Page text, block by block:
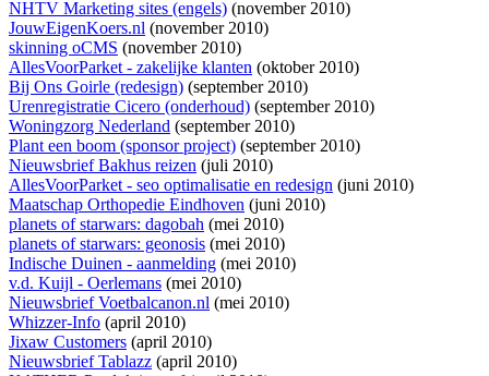
NHTV Marketing sites (engels) (november 2010)
JouwEigenKoers.nl (november 2010)
skinning oCMS (november 2010)
AllesVoorParket - zakelijke klanten (oktober 2010)
Bij Ons Goirle (redesign) (september 2010)
Urenregistratie Cicero (onderhoud) (september 2010)
Woningzorg Nederland (september 2010)
Plant een boom (sponsor project) (september 2010)
Nieuwsbrief Bakhus reizen (juli 2010)
AllesVoorParket - seo optimalisatie en redesign (juni 2010)
Maatschap Orthopedie Eindhoven (juni 2010)
planets of starwars: dagobah (mei 2010)
planets of starwars: geonosis (mei 2010)
Indische Duinen - aanmelding (mei 2010)
v.d. Kuijl - Oerlemans (mei 2010)
Nieuwsbrief Voetbalcanon.nl (mei 2010)
Whizzer-Info (april 2010)
Jixaw Customers (april 2010)
Nieuwsbrief Tablazz (april 2010)